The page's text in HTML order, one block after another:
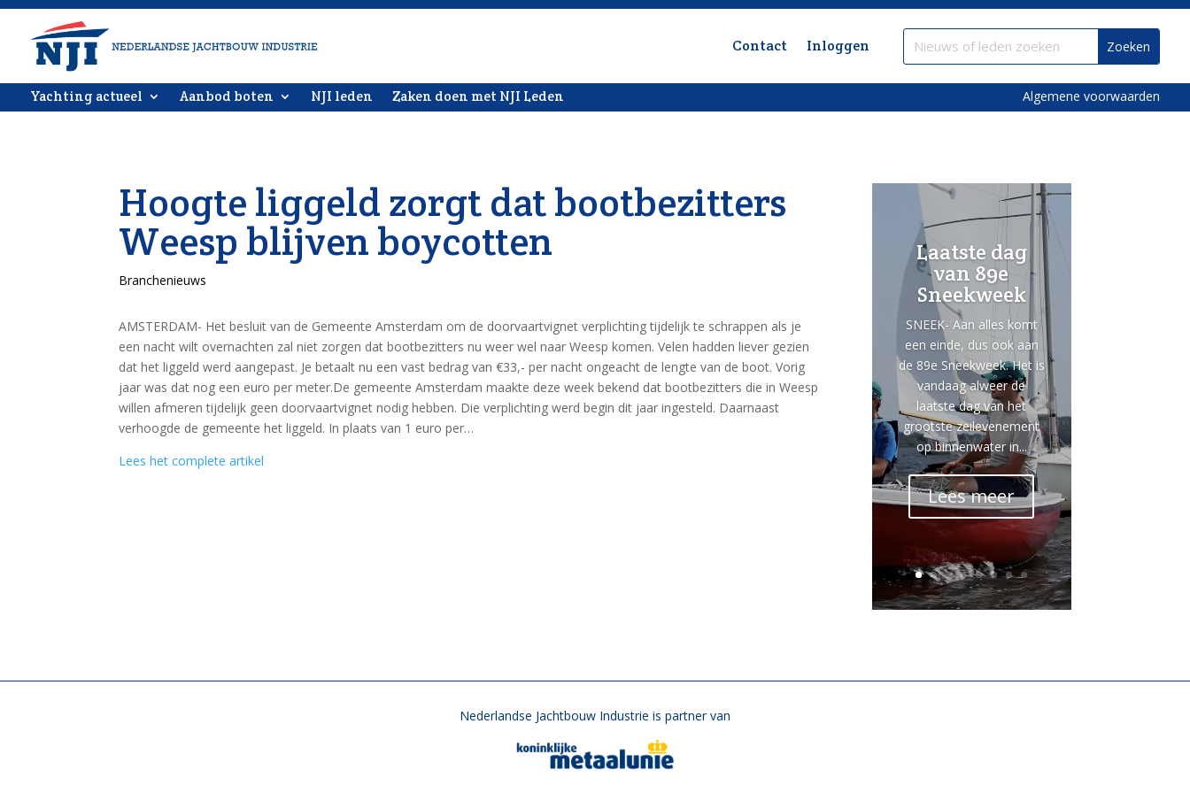
Contact Inloggen
Yachting actueel Aanbod boten NJI leden Zaken doen met NJI Leden Algemene voorwaarden
Hoogte liggeld zorgt dat bootbezitters
Weesp blijven boycotten
Branchenieuws
AMSTERDAM- Het besluit van de Gemeente Amsterdam om de doorvaartvignet verplichting tijdelijk te schrappen als je
een nacht wilt overnachten zal niet zorgen dat bootbezitters nu weer wel naar Weesp komen. Velen hadden liever gezien
dat het liggeld werd aangepast. Je betaalt nu een vast bedrag van €33,- per nacht ongeacht de lengte van de boot. Vorig
jaar was dat nog een euro per meter.De gemeente Amsterdam maakte deze week bekend dat bootbezitters die in Weesp
willen afmeren tijdelijk geen doorvaartvignet nodig hebben. Die verplichting werd begin dit jaar ingesteld. Daarnaast
verhoogde de gemeente het liggeld. In plaats van 1 euro per…
Lees het complete artikel
Laatste dag
van 89e
Sneekweek
SNEEK- Aan alles komt
een einde, dus ook aan
de 89e Sneekweek. Het is
vandaag alweer de
laatste dag van het
grootste zeilevenement
op binnenwater in...
Lees meer
Nederlandse Jachtbouw Industrie is partner van